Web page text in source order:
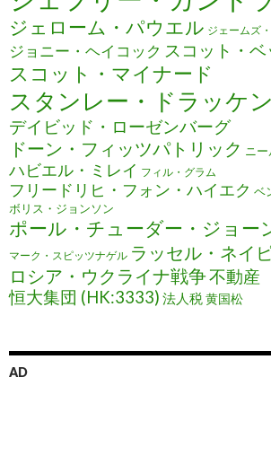
ジェローム・パウエル ジェームズ
ジョニー・ヘイコック スコット・ベ
スコット・マイナード
スタンレー・ドラッケ
デイビッド・ローゼンバーグ
ドーン・フィッツパトリック ニー
ハビエル・ミレイ フィル・グラム
フリードリヒ・フォン・ハイエク ベ
ボリス・ジョンソン
ポール・チューダー・ジョー
マーク・スピッツナゲル ラッセル・ネイ
ロシア・ウクライナ戦争不動産
恒大集団 (HK:3333) 法人税黄国松
AD